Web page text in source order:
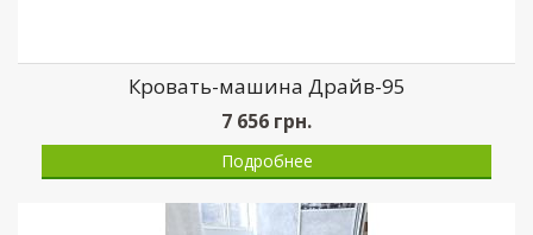
Кровать-машина Драйв-95
7 656 грн.
Подробнее